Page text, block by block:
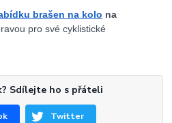
brašen na kolo na
pro své cyklistické
Sdílejte ho s přáteli
Twitter